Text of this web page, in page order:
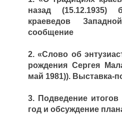
назад (15.12.1935)
краеведов
сообщение
2. «Слово об
рождения Сергея
май 1981)). Выставка-
3. Подведение
год и обсуждение